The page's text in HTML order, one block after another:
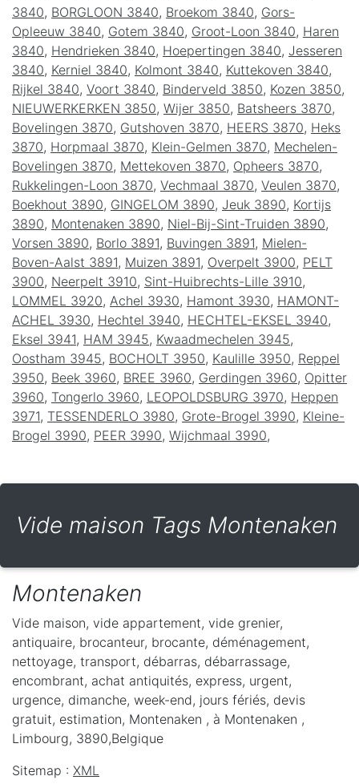
3840, BORGLOON 3840, Broekom 3840, Gors-
Opleeuw 3840, Gotem 3840, Groot-Loon 3840, Haren
3840, Hendrieken 3840, Hoepertingen 3840, Jesseren
3840, Kerniel 3840, Kolmont 3840, Kuttekoven 3840,
Rijkel 3840, Voort 3840, Binderveld 3850, Kozen 3850,
NIEUWERKERKEN 3850, Wijer 3850, Batsheers 3870,
Bovelingen 3870, Gutshoven 3870, HEERS 3870, Heks
3870, Horpmaal 3870, Klein-Gelmen 3870, Mechelen-
Bovelingen 3870, Mettekoven 3870, Opheers 3870,
Rukkelingen-Loon 3870, Vechmaal 3870, Veulen 3870,
Boekhout 3890, GINGELOM 3890, Jeuk 3890, Kortijs
3890, Montenaken 3890, Niel-Bij-Sint-Truiden 3890,
Vorsen 3890, Borlo 3891, Buvingen 3891, Mielen-
Boven-Aalst 3891, Muizen 3891, Overpelt 3900, PELT
3900, Neerpelt 3910, Sint-Huibrechts-Lille 3910,
LOMMEL 3920, Achel 3930, Hamont 3930, HAMONT-
ACHEL 3930, Hechtel 3940, HECHTEL-EKSEL 3940,
Eksel 3941, HAM 3945, Kwaadmechelen 3945,
Oostham 3945, BOCHOLT 3950, Kaulille 3950, Reppel
3950, Beek 3960, BREE 3960, Gerdingen 3960, Opitter
3960, Tongerlo 3960, LEOPOLDSBURG 3970, Heppen
3971, TESSENDERLO 3980, Grote-Brogel 3990, Kleine-
Brogel 3990, PEER 3990, Wijchmaal 3990,
Vide maison Tags Montenaken
Montenaken
Vide maison, vide appartement, vide grenier,
antiquaire, brocanteur, brocante, déménagement,
nettoyage, transport, débarras, débarrassage,
encombrant, achat antiquités, express, urgent,
urgence, dimanche, week-end, jours fériés, devis
gratuit, estimation, Montenaken , à Montenaken ,
Limbourg, 3890,Belgique
Sitemap : XML